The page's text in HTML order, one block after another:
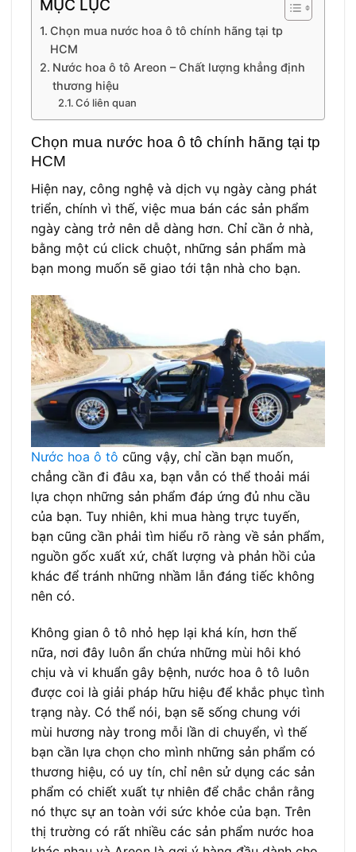
MỤC LỤC
Chọn mua nước hoa ô tô chính hãng tại tp
HCM
Nước hoa ô tô Areon – Chất lượng khẳng định
thương hiệu
Có liên quan
Chọn mua nước hoa ô tô chính hãng tại tp
HCM
Hiện nay, công nghệ và dịch vụ ngày càng phát
triển, chính vì thế, việc mua bán các sản phẩm
ngày càng trở nên dễ dàng hơn. Chỉ cần ở nhà,
bằng một cú click chuột, những sản phẩm mà
bạn mong muốn sẽ giao tới tận nhà cho bạn.
Nước hoa ô tô cũng vậy, chỉ cần bạn muốn,
chẳng cần đi đâu xa, bạn vẫn có thể thoải mái
lựa chọn những sản phẩm đáp ứng đủ nhu cầu
của bạn. Tuy nhiên, khi mua hàng trực tuyến,
bạn cũng cần phải tìm hiểu rõ ràng về sản phẩm,
nguồn gốc xuất xứ, chất lượng và phản hồi của
khác để tránh những nhầm lẫn đáng tiếc không
nên có.
Không gian ô tô nhỏ hẹp lại khá kín, hơn thế
nữa, nơi đây luôn ẩn chứa những mùi hôi khó
chịu và vi khuẩn gây bệnh, nước hoa ô tô luôn
được coi là giải pháp hữu hiệu để khắc phục tình
trạng này. Có thể nói, bạn sẽ sống chung với
mùi hương này trong mỗi lần di chuyển, vì thế
bạn cần lựa chọn cho mình những sản phẩm có
thương hiệu, có uy tín, chỉ nên sử dụng các sản
phẩm có chiết xuất tự nhiên để chắc chắn rằng
nó thực sự an toàn với sức khỏe của bạn. Trên
thị trường có rất nhiều các sản phẩm nước hoa